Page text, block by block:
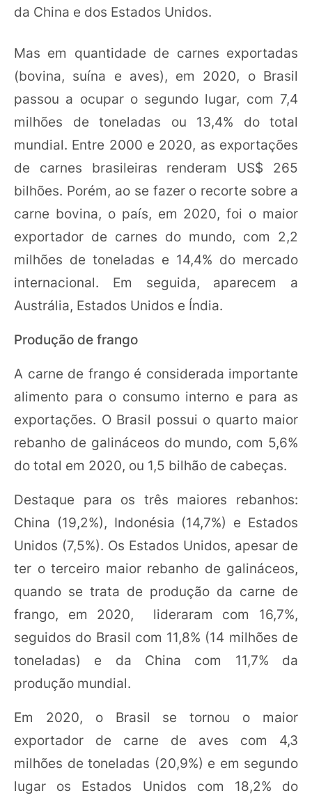
da China e dos Estados Unidos.
Mas em quantidade de carnes exportadas
(bovina, suína e aves), em 2020, o Brasil
passou a ocupar o segundo lugar, com 7,4
milhões de toneladas ou 13,4% do total
mundial. Entre 2000 e 2020, as exportações
de carnes brasileiras renderam US$ 265
bilhões. Porém, ao se fazer o recorte sobre a
carne bovina, o país, em 2020, foi o maior
exportador de carnes do mundo, com 2,2
milhões de toneladas e 14,4% do mercado
internacional. Em seguida, aparecem a
Austrália, Estados Unidos e Índia.
Produção de frango
A carne de frango é considerada importante
alimento para o consumo interno e para as
exportações. O Brasil possui o quarto maior
rebanho de galináceos do mundo, com 5,6%
do total em 2020, ou 1,5 bilhão de cabeças.
Destaque para os três maiores rebanhos:
China (19,2%), Indonésia (14,7%) e Estados
Unidos (7,5%). Os Estados Unidos, apesar de
ter o terceiro maior rebanho de galináceos,
quando se trata de produção da carne de
frango, em 2020, lideraram com 16,7%,
seguidos do Brasil com 11,8% (14 milhões de
toneladas) e da China com 11,7% da
produção mundial.
Em 2020, o Brasil se tornou o maior
exportador de carne de aves com 4,3
milhões de toneladas (20,9%) e em segundo
lugar os Estados Unidos com 18,2% do